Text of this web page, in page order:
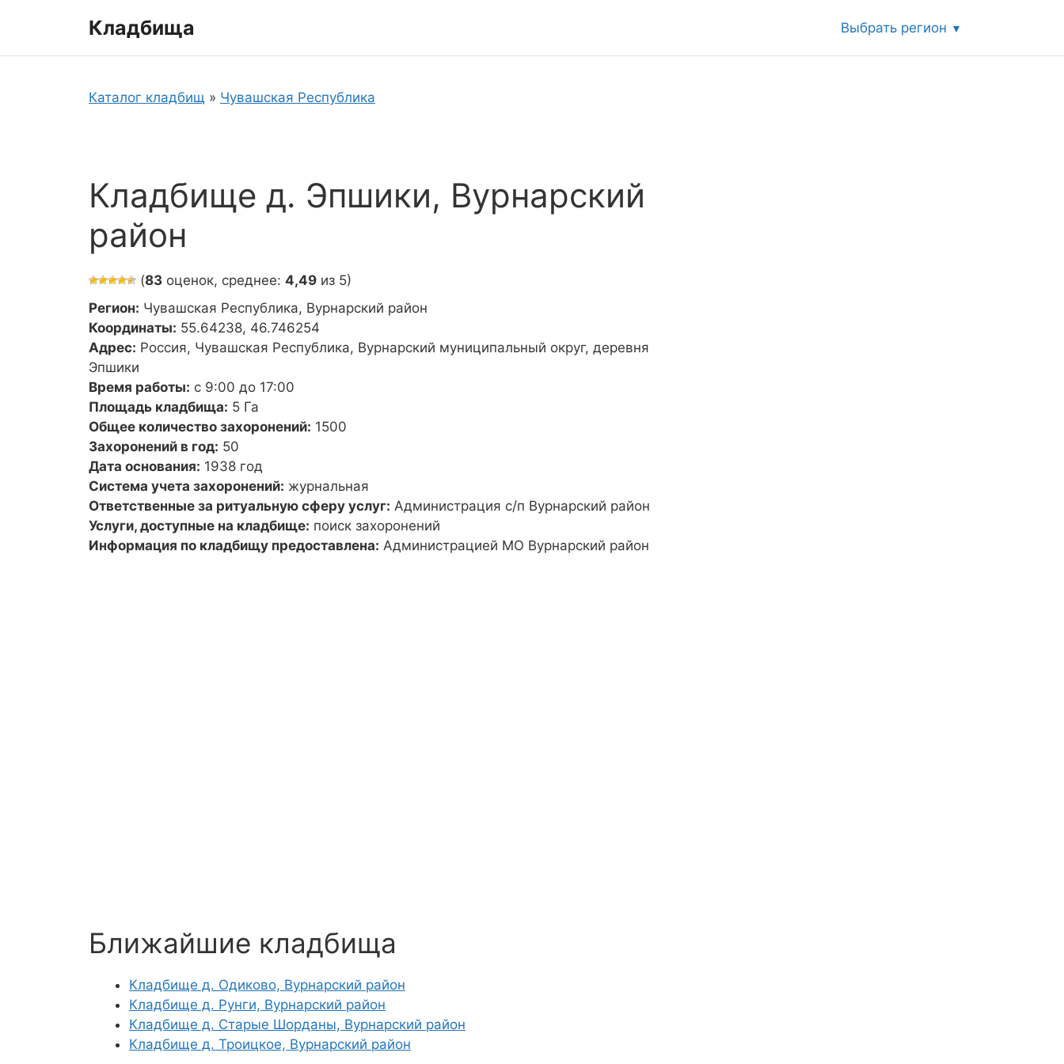
Кладбища Выбрать регион
Каталог кладбищ » Чувашская Республика
Кладбище д. Эпшики, Вурнарский
район
(83 оценок, среднее: 4,49 из 5)
Регион: Чувашская Республика, Вурнарский район
Координаты: 55.64238, 46.746254
Адрес: Россия, Чувашская Республика, Вурнарский муниципальный округ, деревня
Эпшики
Время работы: с 9:00 до 17:00
Площадь кладбища: 5 Га
Общее количество захоронений: 1500
Захоронений в год: 50
Дата основания: 1938 год
Система учета захоронений: журнальная
Ответственные за ритуальную сферу услуг: Администрация с/п Вурнарский район
Услуги, доступные на кладбище: поиск захоронений
Информация по кладбищу предоставлена: Администрацией МО Вурнарский район
Ближайшие кладбища
Кладбище д. Одиково, Вурнарский район
Кладбище д. Рунги, Вурнарский район
Кладбище д. Старые Шорданы, Вурнарский район
Кладбище д. Троицкое, Вурнарский район